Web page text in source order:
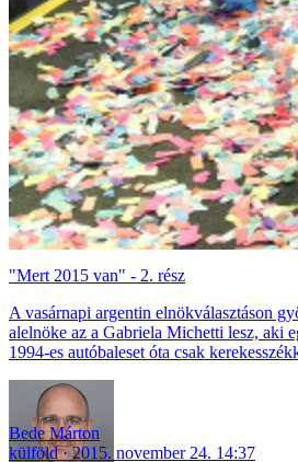
"Mert 2015 van" - 2. rész
A vasárnapi argentin elnökválasztáson
alelnöke az a Gabriela Michetti lesz, aki
1994-es autóbaleset óta csak
Bede Márton
külföld
2015. november 24. 14:37